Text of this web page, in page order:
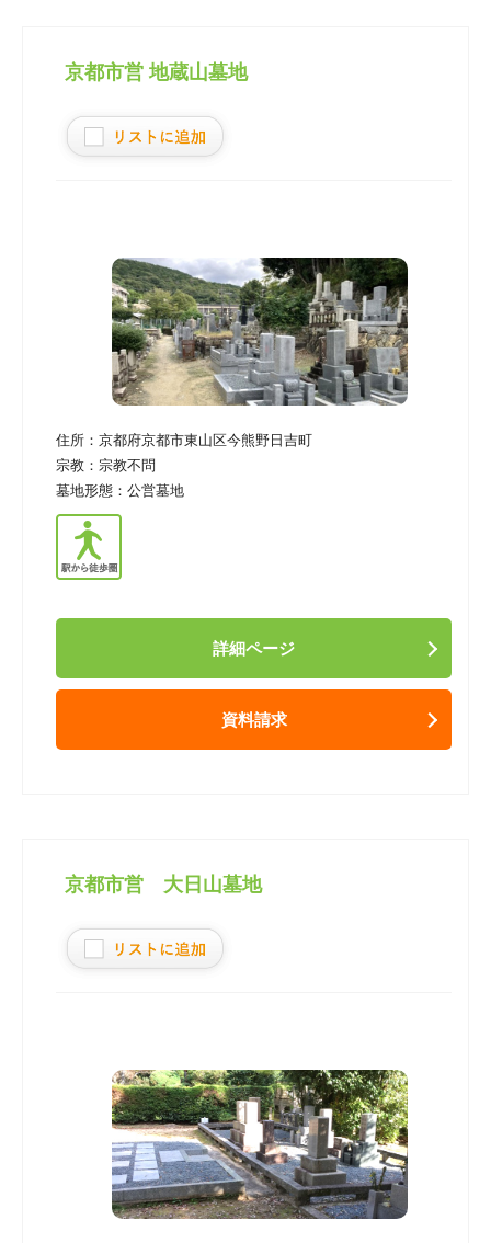
京都市営 地蔵山墓地
住所： 京都府京都市東山区今熊野日吉町
宗教： 宗教不問
墓地形態： 公営墓地
詳細ページ
資料請求
京都市営 大日山墓地